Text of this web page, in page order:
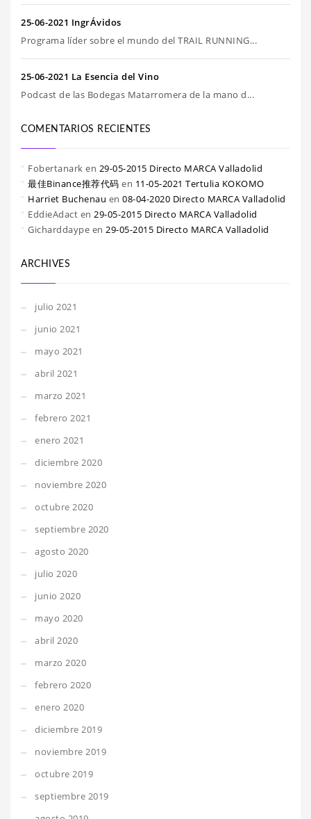
25-06-2021 IngrÁvidos
Programa líder sobre el mundo del TRAIL RUNNING...
25-06-2021 La Esencia del Vino
Podcast de las Bodegas Matarromera de la mano d...
COMENTARIOS RECIENTES
Fobertanark en 29-05-2015 Directo MARCA Valladolid
最佳Binance推荐代码 en 11-05-2021 Tertulia KOKOMO
Harriet Buchenau en 08-04-2020 Directo MARCA Valladolid
EddieAdact en 29-05-2015 Directo MARCA Valladolid
Gicharddaype en 29-05-2015 Directo MARCA Valladolid
ARCHIVES
julio 2021
junio 2021
mayo 2021
abril 2021
marzo 2021
febrero 2021
enero 2021
diciembre 2020
noviembre 2020
octubre 2020
septiembre 2020
agosto 2020
julio 2020
junio 2020
mayo 2020
abril 2020
marzo 2020
febrero 2020
enero 2020
diciembre 2019
noviembre 2019
octubre 2019
septiembre 2019